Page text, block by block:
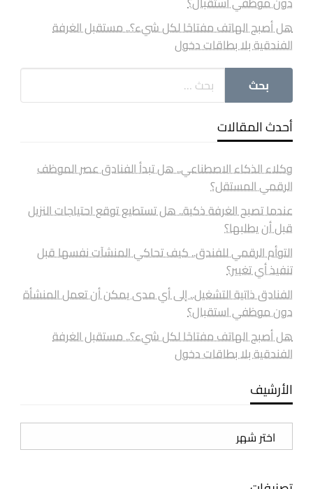
هل أصبح الهاتف مفتاحًا لكل شيء؟.. مستقبل الغرفة
الفندقية بلا بطاقات دخول
أحدث المقالات
وكلاء الذكاء الاصطناعي.. هل تبدأ الفنادق عصر الموظف
الرقمي المستقل؟
عندما تصبح الغرفة ذكية.. هل تستطيع توقع احتياجات النزيل
قبل أن يطلبها؟
التوأم الرقمي للفندق.. كيف تحاكي المنشآت نفسها قبل
تنفيذ أي تغيير؟
الفنادق ذاتية التشغيل.. إلى أي مدى يمكن أن تعمل المنشأة
دون موظفي استقبال؟
هل أصبح الهاتف مفتاحًا لكل شيء؟.. مستقبل الغرفة
الفندقية بلا بطاقات دخول
الأرشيف
الأرشيف